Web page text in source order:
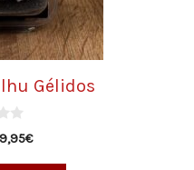
Gélidos
9,95€